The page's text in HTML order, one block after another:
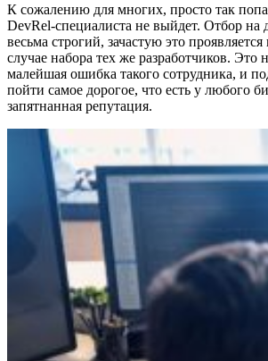
К сожалению для многих, просто так
DevRel-специалиста не выйдет. Отбор
весьма строгий, зачастую это
случае набора тех же разработчиков. Это
малейшая ошибка такого сотрудника, и
пойти самое дорогое, что есть у любого
запятнанная репутация.